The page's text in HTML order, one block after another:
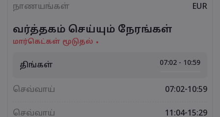
நாணயங்கள் EUR
வர்த்தகம் செய்யும் நேரங்கள்
மார்கெட்கள் மூடுதல்
திங்கள் 07:02 - 10:59
செவ்வாய் 07:02-10:59
செவ்வாய் 11:04-15:29